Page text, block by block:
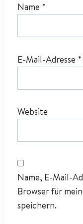
Name *
E-Mail-Adresse *
Website
Name, E-Mail-
Browser für
speichern.